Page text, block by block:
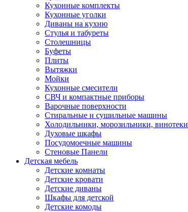
Кухонные комплекты
Кухонные уголки
Диваны на кухню
Стулья и табуреты
Столешницы
Буфеты
Плиты
Вытяжки
Мойки
Кухонные смесители
СВЧ и компактные приборы
Варочные поверхности
Стиральные и сушильные машины
Холодильники, морозильники, винотеки
Духовые шкафы
Посудомоечные машины
Стеновые Панели
Детская мебель
Детские комнаты
Детские кровати
Детские диваны
Шкафы для детской
Детские комоды